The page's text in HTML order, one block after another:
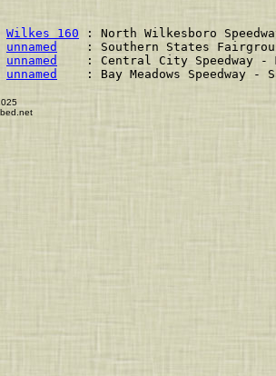
Wilkes 160 : North Wilkesboro
unnamed
: Southern States
unnamed
: Central City
unnamed
: Bay Meadows